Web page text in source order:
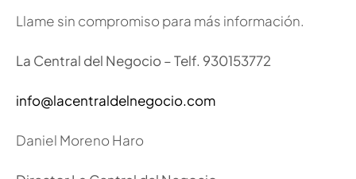
Llame sin compromiso para más información.
La Central del Negocio – Telf. 930153772
info@lacentraldelnegocio.com
Daniel Moreno Haro